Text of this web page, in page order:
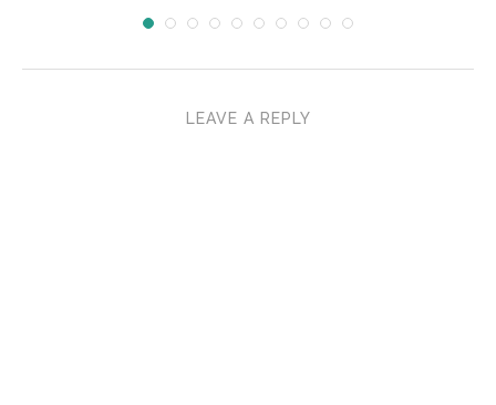
LEAVE A REPLY